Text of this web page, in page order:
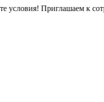
Приглашаем к